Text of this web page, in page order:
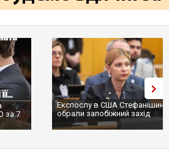
за 7
Експослу в США
обрали запобіжний захід